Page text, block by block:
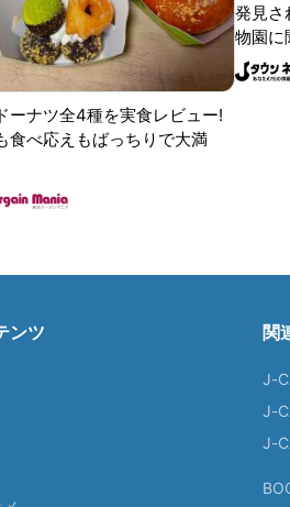
ーナツ全4種を実食レビュー!
食べ応えもばっちりで大満
発見さ
物園に
ンツ 関
J-
J-
J-